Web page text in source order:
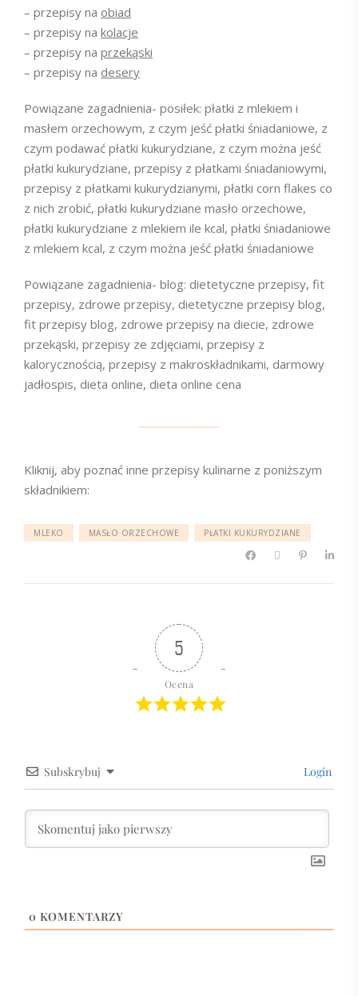
– przepisy na obiad
– przepisy na kolacje
– przepisy na przekąski
– przepisy na desery
Powiązane zagadnienia- posiłek: płatki z mlekiem i
masłem orzechowym, z czym jeść płatki śniadaniowe, z
czym podawać płatki kukurydziane, z czym można jeść
płatki kukurydziane, przepisy z płatkami śniadaniowymi,
przepisy z płatkami kukurydzianymi, płatki corn flakes co
z nich zrobić, płatki kukurydziane masło orzechowe,
płatki kukurydziane z mlekiem ile kcal, płatki śniadaniowe
z mlekiem kcal, z czym można jeść płatki śniadaniowe
Powiązane zagadnienia- blog: dietetyczne przepisy, fit
przepisy, zdrowe przepisy, dietetyczne przepisy blog,
fit przepisy blog, zdrowe przepisy na diecie, zdrowe
przekąski, przepisy ze zdjęciami, przepisy z
kalorycznością, przepisy z makroskładnikami, darmowy
jadłospis, dieta online, dieta online cena
Kliknij, aby poznać inne przepisy kulinarne z poniższym
składnikiem:
MLEKO MASŁO ORZECHOWE PŁATKI KUKURYDZIANE
5
Ocena
Subskrybuj Login
0 KOMENTARZY